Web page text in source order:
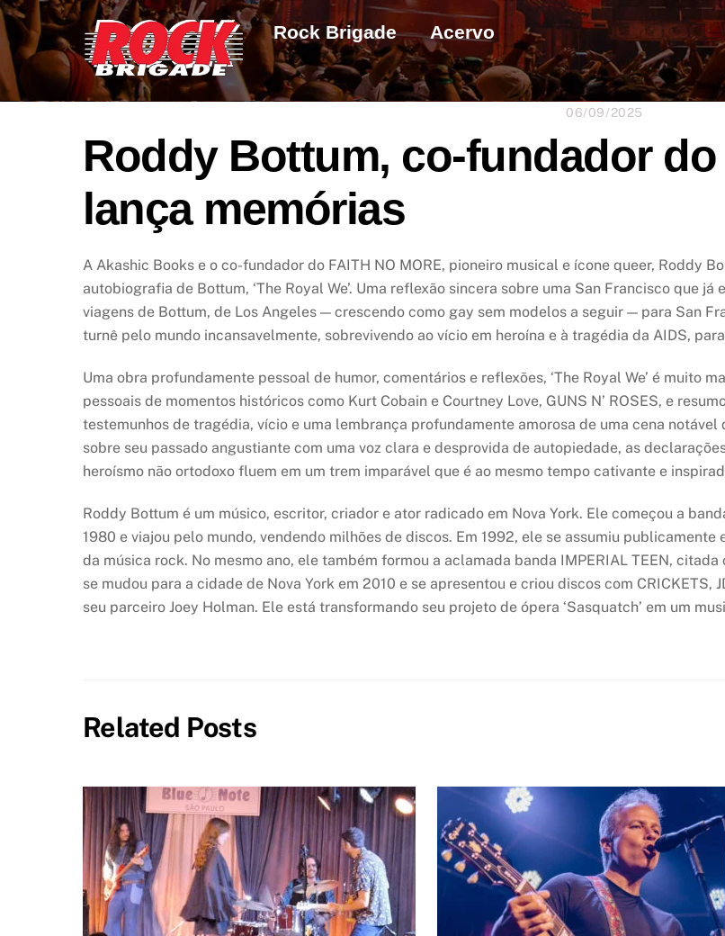
Skip
to
content
Rock Brigade Acervo
06/09/2025
Roddy Bottum, co-fundador do
lança memórias
A Akashic Books e o co-fundador do FAITH NO MORE, pioneiro musical e ícone queer, Roddy
autobiografia de Bottum, ‘The Royal We’. Uma reflexão sincera sobre uma San Francisco que já
viagens de Bottum, de Los Angeles — crescendo como gay sem modelos a seguir — para San
turnê pelo mundo incansavelmente, sobrevivendo ao vício em heroína e à tragédia da AIDS,
Uma obra profundamente pessoal de humor, comentários e reflexões, ‘The Royal We’ é muito
pessoais de momentos históricos como Kurt Cobain e Courtney Love, GUNS N’ ROSES, e
testemunhos de tragédia, vício e uma lembrança profundamente amorosa de uma cena
sobre seu passado angustiante com uma voz clara e desprovida de autopiedade, as
heroísmo não ortodoxo fluem em um trem imparável que é ao mesmo tempo cativante e
Roddy Bottum é um músico, escritor, criador e ator radicado em Nova York. Ele começou a
1980 e viajou pelo mundo, vendendo milhões de discos. Em 1992, ele se assumiu
da música rock. No mesmo ano, ele também formou a aclamada banda IMPERIAL TEEN,
se mudou para a cidade de Nova York em 2010 e se apresentou e criou discos com CRICKETS,
seu parceiro Joey Holman. Ele está transformando seu projeto de ópera ‘Sasquatch’ em um
Related Posts